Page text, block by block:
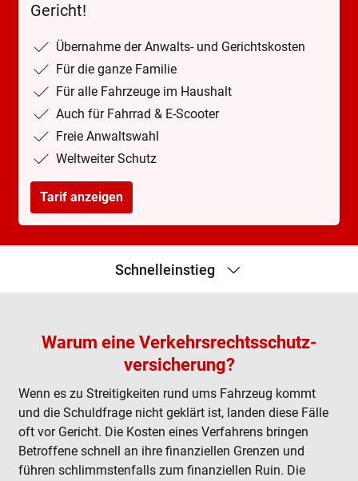
Gericht!
Übernahme der Anwalts- und Gerichtskosten
Für die ganze Familie
Für alle Fahrzeuge im Haushalt
Auch für Fahrrad & E-Scooter
Freie Anwaltswahl
Weltweiter Schutz
Tarif anzeigen
Schnelleinstieg
Häufige Fragen
Leistungen
Leistungsbereiche
Warum eine Verkehrs­rechtsschutz­
versicherung?
Wenn es zu Streitigkeiten rund ums Fahrzeug kommt
und die Schuldfrage nicht geklärt ist, landen diese Fälle
oft vor Gericht. Die Kosten eines Verfahrens bringen
Betroffene schnell an ihre finanziellen Grenzen und
führen schlimms­ten­falls zum finanziellen Ruin. Die